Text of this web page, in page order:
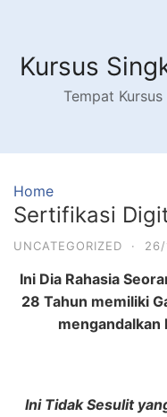
Kursus
Tempat
Home
Sertifikasi
UNCATEGORIZED ·
Ini Dia Rahasia
28 Tahun memiliki
mengandalkan
Ini Tidak Sesulit